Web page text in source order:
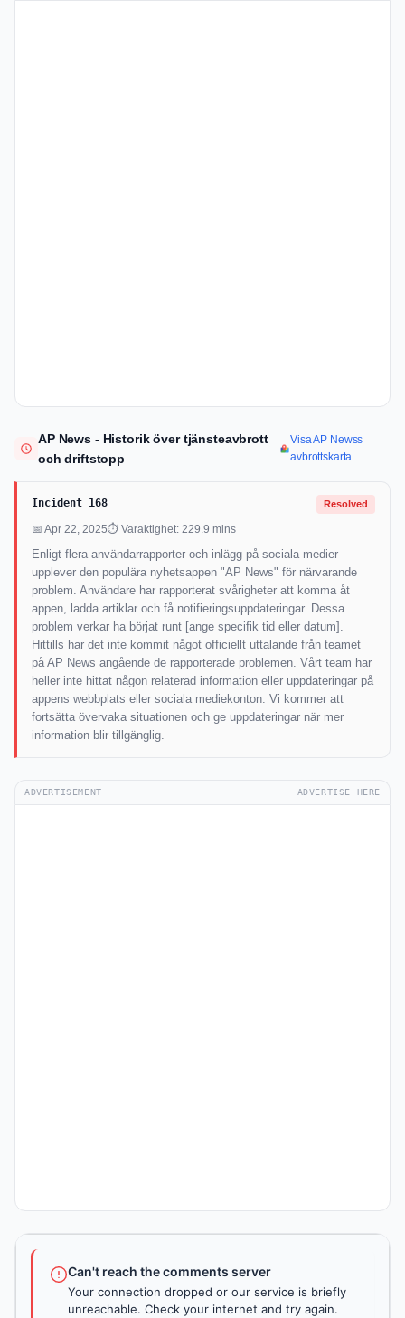
AP News - Historik över tjänsteavbrott
och driftstopp
Visa AP Newss
avbrottskarta
Incident 168 Resolved
📅 Apr 22, 2025⏱ Varaktighet: 229.9 mins
Enligt flera användarrapporter och inlägg på sociala medier
upplever den populära nyhetsappen "AP News" för närvarande
problem. Användare har rapporterat svårigheter att komma åt
appen, ladda artiklar och få notifieringsuppdateringar. Dessa
problem verkar ha börjat runt [ange specifik tid eller datum].
Hittills har det inte kommit något officiellt uttalande från teamet
på AP News angående de rapporterade problemen. Vårt team har
heller inte hittat någon relaterad information eller uppdateringar på
appens webbplats eller sociala mediekonton. Vi kommer att
fortsätta övervaka situationen och ge uppdateringar när mer
information blir tillgänglig.
ADVERTISEMENT ADVERTISE HERE
Can't reach the comments server
Your connection dropped or our service is briefly
unreachable. Check your internet and try again.